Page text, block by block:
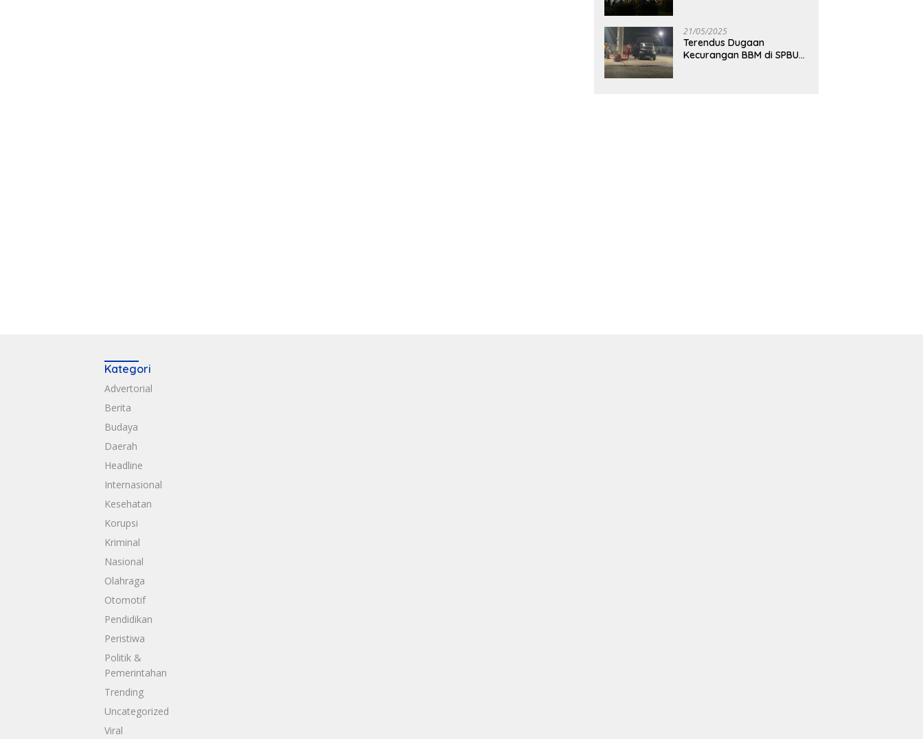
Jadwal Praktik
21/05/2025
Terendus Dugaan
Kecurangan BBM di SPBU
Kategori
Advertorial
Berita
Budaya
Daerah
Headline
Internasional
Kesehatan
Korupsi
Kriminal
Nasional
Olahraga
Otomotif
Pendidikan
Peristiwa
Politik &
Pemerintahan
Trending
Uncategorized
Viral